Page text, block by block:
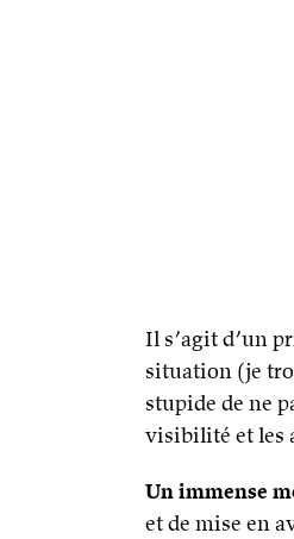
Il s’agit d’un
situation (je
stupide de ne
visibilité et les
Un immense
et de mise en